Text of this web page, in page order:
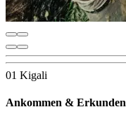
01 Kigali
Ankommen & Erkunden